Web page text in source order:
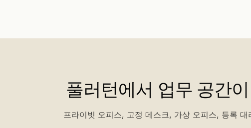
풀러턴에서 업무 공간
프라이빗 오피스, 고정 데스크, 가상 오피스, 등록